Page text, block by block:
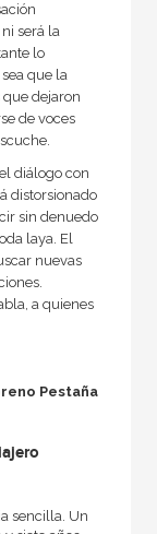
será la
lo
que la
dejaron
de voces
diálogo con
distorsionado
sin denuedo
laya. El
nuevas
a quienes
Pestaña
sencilla. Un